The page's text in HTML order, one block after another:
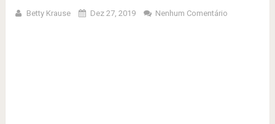
Betty Krause Dez 27, 2019 Nenhum Comentário